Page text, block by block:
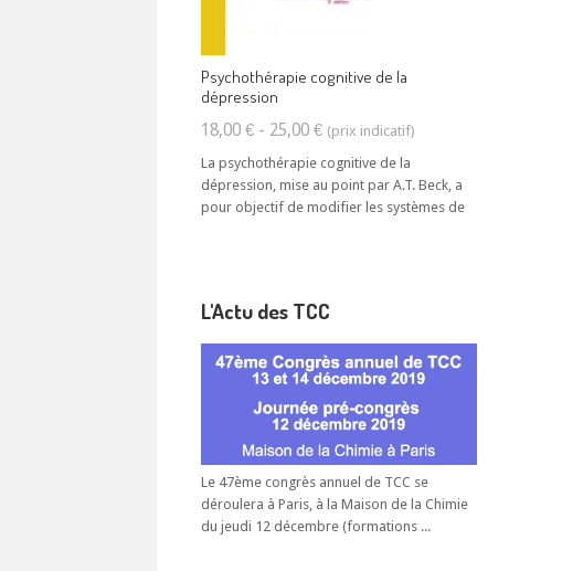
Psychothérapie cognitive de la
dépression
18,00 € - 25,00 €
La psychothérapie cognitive de la
dépression, mise au point par A.T. Beck, a
pour objectif de modifier les systèmes de
L'Actu des TCC
Le 47ème congrès annuel de TCC se
déroulera à Paris, à la Maison de la Chimie
du jeudi 12 décembre (formations ...